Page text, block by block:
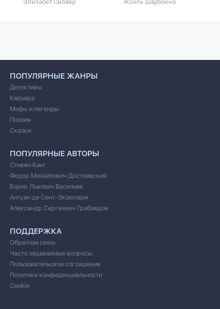
Элизабет Силвер Жоэль Шарбонно
ПОПУЛЯРНЫЕ ЖАНРЫ
Детективы
Карьера
Мифы и легенды
Поэзия
Сказки
ПОПУЛЯРНЫЕ АВТОРЫ
Стивен Кинг
Федор Михайлович Достоевский
Борис Львович Васильев
Антуан де Сент-Экзюпери
Александр Сергеевич Грибоедов
ПОДДЕРЖКА
Обратная связь
Часто задаваемые вопросы
Пользовательское соглашение
Политика конфиденциальности
Cookie